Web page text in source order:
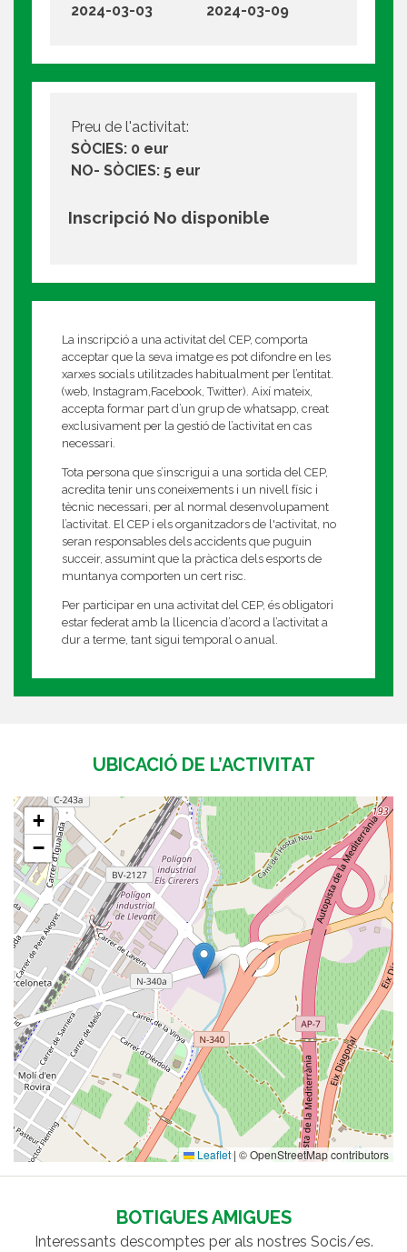
2024-03-03
2024-03-09
Preu de l'activitat:
SÒCIES: 0 eur
NO- SÒCIES: 5 eur
Inscripció No disponible
La inscripció a una activitat del CEP, comporta
acceptar que la seva imatge es pot difondre en les
xarxes socials utilitzades habitualment per l’entitat.
(web, Instagram,Facebook, Twitter). Així mateix,
accepta formar part d’un grup de whatsapp, creat
exclusivament per la gestió de l’activitat en cas
necessari.
Tota persona que s’inscrigui a una sortida del CEP,
acredita tenir uns coneixements i un nivell físic i
tècnic necessari, per al normal desenvolupament
l’activitat. El CEP i els organitzadors de l'activitat, no
seran responsables dels accidents que puguin
succeir, assumint que la pràctica dels esports de
muntanya comporten un cert risc.
Per participar en una activitat del CEP, és obligatori
estar federat amb la llicencia d’acord a l’activitat a
dur a terme, tant sigui temporal o anual.
UBICACIÓ DE L’ACTIVITAT
+
−
Leaflet| © OpenStreetMap contributors
BOTIGUES AMIGUES
Interessants descomptes per als nostres Socis/es.